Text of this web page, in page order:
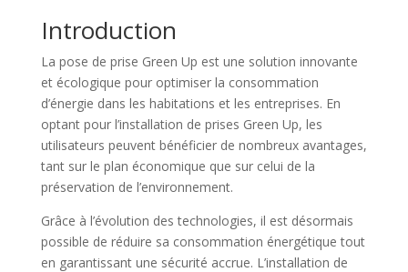
Introduction
La pose de prise Green Up est une solution innovante
et écologique pour optimiser la consommation
d’énergie dans les habitations et les entreprises. En
optant pour l’installation de prises Green Up, les
utilisateurs peuvent bénéficier de nombreux avantages,
tant sur le plan économique que sur celui de la
préservation de l’environnement.
Grâce à l’évolution des technologies, il est désormais
possible de réduire sa consommation énergétique tout
en garantissant une sécurité accrue. L’installation de